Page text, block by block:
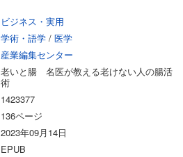
ビジネス・実用
学術・語学 / 医学
産業編集センター
老いと腸 名医が教える老けない人の腸活
術
1423377
136ページ
2023年09月14日
EPUB